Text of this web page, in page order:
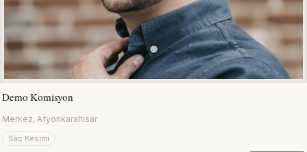
Demo Komisyon
Merkez, Afyonkarahisar
Saç Kesimi